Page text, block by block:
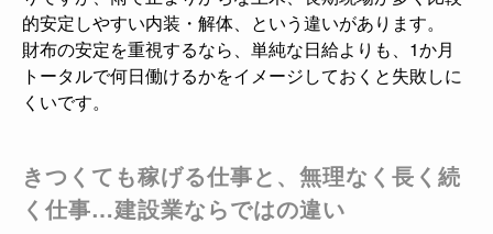
的安定しやすい内装・解体、という違いがあります。
財布の安定を重視するなら、単純な日給よりも、1か月
トータルで何日働けるかをイメージしておくと失敗しに
くいです。
きつくても稼げる仕事と、無理なく長く続
く仕事…建設業ならではの違い